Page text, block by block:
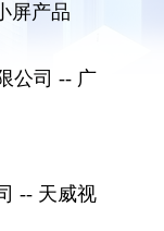
屏产品
公司 -- 广
-- 天威视